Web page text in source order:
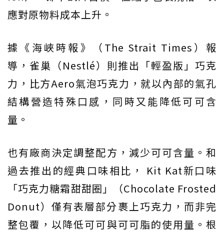
應對原物料成本上升。
據《海峽時報》（The Strait Times）報
導，雀巢（Nestlé）則推出「輕盈版」巧克
力，比方Aero氣泡巧克力，就以內部的氣孔
結構營造特殊口感，同時又能降低可可含
量。
也有廠商決定調整配方，減少可可含量。和
過去推出的經典口味相比， Kit Kat新口味
「巧克力糖霜甜甜圈」（Chocolate Frosted
Donut）僅有表層部分裹上巧克力，而非完
整包覆，以降低可可與可可脂的使用量。根